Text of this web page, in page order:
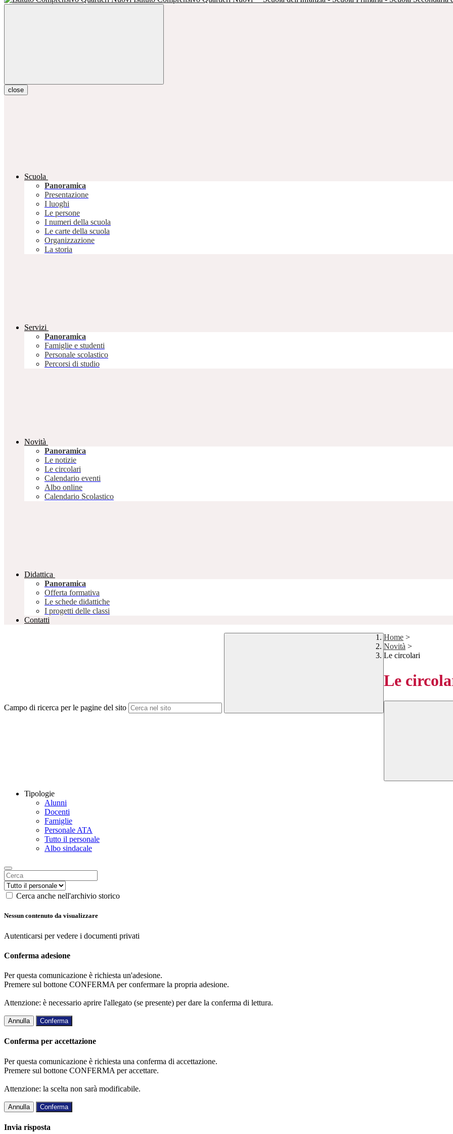
close
Scuola
Panoramica
Presentazione
I luoghi
Le persone
I numeri della scuola
Le carte della scuola
Organizzazione
La storia
Servizi
Panoramica
Famiglie e studenti
Personale scolastico
Percorsi di studio
Novità
Panoramica
Le notizie
Le circolari
Calendario eventi
Albo online
Calendario Scolastico
Didattica
Panoramica
Offerta formativa
Le schede didattiche
I progetti delle classi
Contatti
Campo di ricerca per le pagine del sito
Home >
Novità >
Le circolari
Le
Tipologie
Alunni
Docenti
Famiglie
Personale ATA
Tutto il personale
Albo sindacale
Cerca anche nell'archivio storico
Nessun contenuto da visualizzare
Autenticarsi per vedere i documenti privati
Conferma adesione
Per questa comunicazione è richiesta un'adesione.
Premere sul bottone CONFERMA per confermare la propria adesione.
Attenzione: è necessario aprire l'allegato (se presente) per dare la conferma di lettura.
Annulla Conferma
Conferma per accettazione
Per questa comunicazione è richiesta una conferma di accettazione.
Premere sul bottone CONFERMA per accettare.
Attenzione: la scelta non sarà modificabile.
Annulla Conferma
Invia risposta